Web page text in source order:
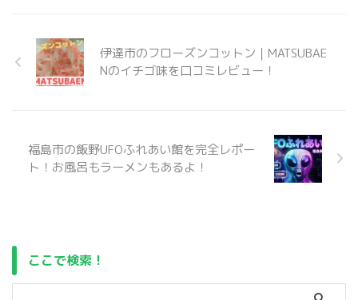
伊達市のフローズンコットン｜MATSUBAE
Nのイチゴ味を口コミレビュー！
福島市の飯野UFOふれあい館を完全レポー
ト！お風呂もラーメンもあるよ！
ここで検索！